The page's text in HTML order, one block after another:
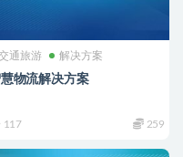
通旅游 解决方案
物流解决方案
117 259